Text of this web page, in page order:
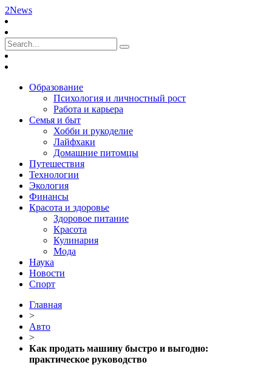
2News
Образование
Психология и личностный рост
Работа и карьера
Семья и быт
Хобби и рукоделие
Лайфхаки
Домашние питомцы
Путешествия
Технологии
Экология
Финансы
Красота и здоровье
Здоровое питание
Красота
Кулинария
Мода
Наука
Новости
Спорт
Главная
>
Авто
>
Как продать машину быстро и выгодно:
практическое руководство